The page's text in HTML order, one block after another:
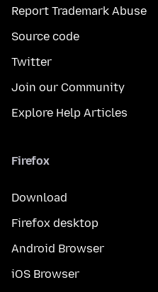
Report Trademark Abuse
Source code
Twitter
Join our Community
Explore Help Articles
Firefox
Download
Firefox desktop
Android Browser
iOS Browser